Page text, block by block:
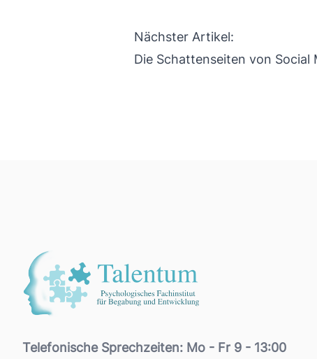
Nächster Artikel:
Die Schattenseiten von
Telefonische Sprechzeiten: Mo - Fr 9 - 13:00